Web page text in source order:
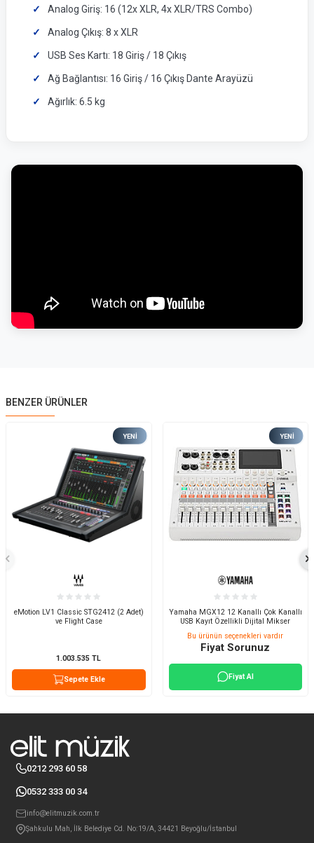
Analog Giriş: 16 (12x XLR, 4x XLR/TRS Combo)
Analog Çıkış: 8 x XLR
USB Ses Kartı: 18 Giriş / 18 Çıkış
Ağ Bağlantısı: 16 Giriş / 16 Çıkış Dante Arayüzü
Ağırlık: 6.5 kg
BENZER ÜRÜNLER
YENI
eMotion LV1 Classic STG2412 (2 Adet)
ve Flight Case
1.003.535 TL
Sepete Ekle
YENI
Yamaha MGX12 12 Kanallı Çok Kanallı
USB Kayıt Özellikli Dijital Mikser
Bu ürünün seçenekleri vardır
Fiyat Sorunuz
Fiyat Al
0212 293 60 58
0532 333 00 34
info@elitmuzik.com.tr
Şahkulu Mah, İlk Belediye Cd. No:19/A, 34421 Beyoğlu/İstanbul